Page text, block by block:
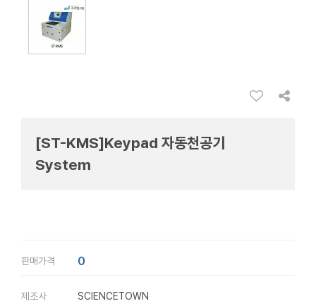
[ST-KMS]Keypad 자동천공기
System
판매가격 0
제조사 SCIENCETOWN